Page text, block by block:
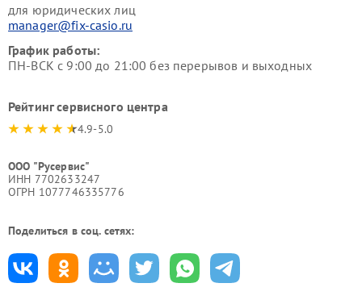
для юридических лиц
manager@fix-casio.ru
График работы:
ПН-ВСК с 9:00 до 21:00 без перерывов и выходных
Рейтинг сервисного центра
4.9-5.0
ООО "Русервис"
ИНН 7702633247
ОГРН 1077746335776
Поделиться в соц. сетях: